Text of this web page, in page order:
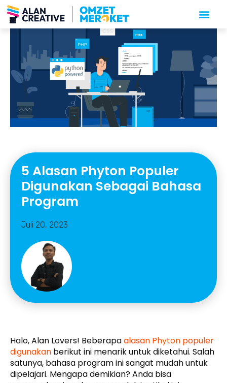
5 Alasan Phyton Populer
Digunakan Sebagai Bahasa
Program
Juli 20, 2023
Halo, Alan Lovers! Beberapaalasan Phyton populer
digunakan berikut ini menarik untuk diketahui. Salah
satunya, bahasa program ini sangat mudah untuk
dipelajari. Mengapa demikian? Anda bisa